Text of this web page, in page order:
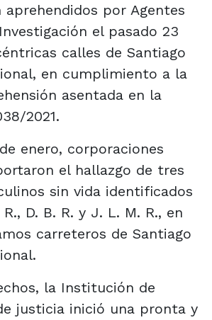
aprehendidos por Agentes
el pasado 23
calles de Santiago
en cumplimiento a la
asentada en la
2021.
enero, corporaciones
el hallazgo de tres
sin vida identificados
D. B. R. y J. L. M. R., en
carreteros de Santiago
la Institución de
justicia inició una pronta y